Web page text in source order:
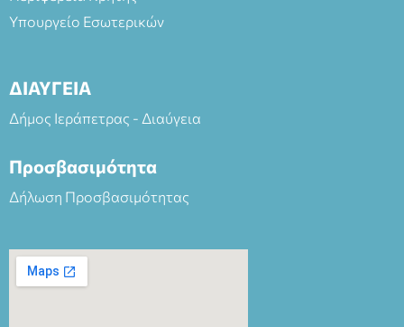
Υπουργείο Εσωτερικών
ΔΙΑΥΓΕΙΑ
Δήμος Ιεράπετρας - Διαύγεια
Προσβασιμότητα
Δήλωση Προσβασιμότητας